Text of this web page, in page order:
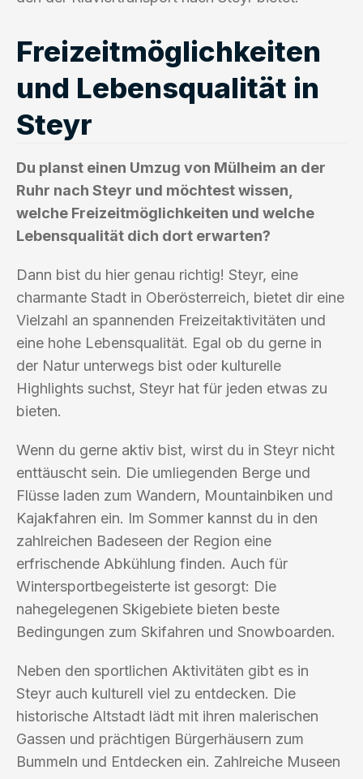
Freizeitmöglichkeiten
und Lebensqualität in
Steyr
Du planst einen Umzug von Mülheim an der
Ruhr nach Steyr und möchtest wissen,
welche Freizeitmöglichkeiten und welche
Lebensqualität dich dort erwarten?
Dann bist du hier genau richtig! Steyr, eine
charmante Stadt in Oberösterreich, bietet dir eine
Vielzahl an spannenden Freizeitaktivitäten und
eine hohe Lebensqualität. Egal ob du gerne in
der Natur unterwegs bist oder kulturelle
Highlights suchst, Steyr hat für jeden etwas zu
bieten.
Wenn du gerne aktiv bist, wirst du in Steyr nicht
enttäuscht sein. Die umliegenden Berge und
Flüsse laden zum Wandern, Mountainbiken und
Kajakfahren ein. Im Sommer kannst du in den
zahlreichen Badeseen der Region eine
erfrischende Abkühlung finden. Auch für
Wintersportbegeisterte ist gesorgt: Die
nahegelegenen Skigebiete bieten beste
Bedingungen zum Skifahren und Snowboarden.
Neben den sportlichen Aktivitäten gibt es in
Steyr auch kulturell viel zu entdecken. Die
historische Altstadt lädt mit ihren malerischen
Gassen und prächtigen Bürgerhäusern zum
Bummeln und Entdecken ein. Zahlreiche Museen